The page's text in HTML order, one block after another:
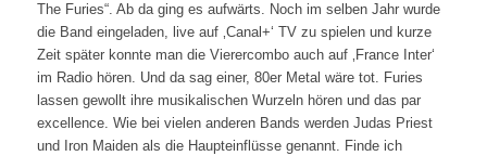
The Furies“. Ab da ging es aufwärts. Noch im selben Jahr wurde
die Band eingeladen, live auf ‚Canal+‘ TV zu spielen und kurze
Zeit später konnte man die Vierercombo auch auf ‚France Inter‘
im Radio hören. Und da sag einer, 80er Metal wäre tot. Furies
lassen gewollt ihre musikalischen Wurzeln hören und das par
excellence. Wie bei vielen anderen Bands werden Judas Priest
und Iron Maiden als die Haupteinflüsse genannt. Finde ich